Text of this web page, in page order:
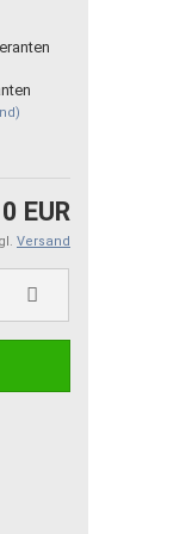
EUR
Versand